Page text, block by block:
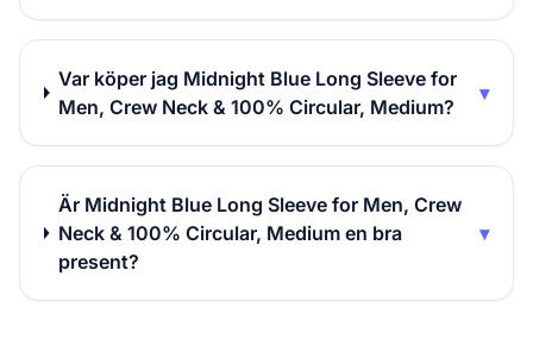
Var köper jag Midnight Blue Long Sleeve for
Men, Crew Neck & 100% Circular, Medium?
▾
Är Midnight Blue Long Sleeve for Men, Crew
Neck & 100% Circular, Medium en bra
present?
▾